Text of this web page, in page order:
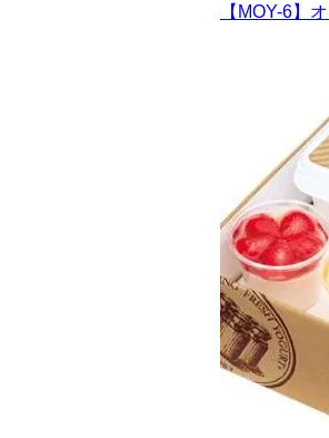
【MOY-6】